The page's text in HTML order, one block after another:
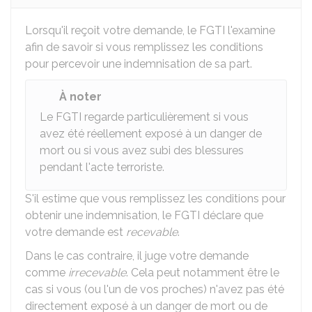
Lorsqu'il reçoit votre demande, le FGTI l'examine
afin de savoir si vous remplissez les conditions
pour percevoir une indemnisation de sa part.
À noter
Le FGTI regarde particulièrement si vous
avez été réellement exposé à un danger de
mort ou si vous avez subi des blessures
pendant l'acte terroriste.
S'il estime que vous remplissez les conditions pour
obtenir une indemnisation, le FGTI déclare que
votre demande est recevable.
Dans le cas contraire, il juge votre demande
comme irrecevable. Cela peut notamment être le
cas si vous (ou l'un de vos proches) n'avez pas été
directement exposé à un danger de mort ou de